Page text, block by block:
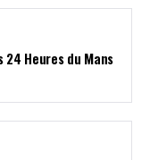
24 Heures du Mans